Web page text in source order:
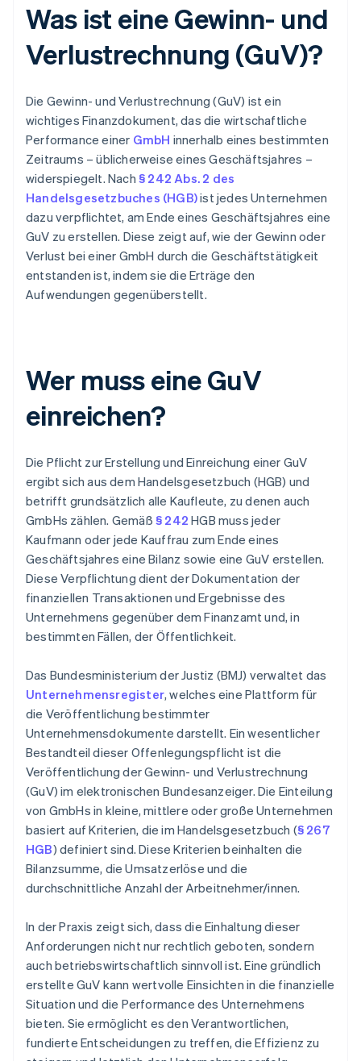
Was ist eine Gewinn- und
Verlustrechnung (GuV)?
Die Gewinn- und Verlustrechnung (GuV) ist ein
wichtiges Finanzdokument, das die wirtschaftliche
Performance einer GmbH innerhalb eines bestimmten
Zeitraums – üblicherweise eines Geschäftsjahres –
widerspiegelt. Nach § 242 Abs. 2 des
Handelsgesetzbuches (HGB)ist jedes Unternehmen
dazu verpflichtet, am Ende eines Geschäftsjahres eine
GuV zu erstellen. Diese zeigt auf, wie der Gewinn oder
Verlust bei einer GmbH durch die Geschäftstätigkeit
entstanden ist, indem sie die Erträge den
Aufwendungen gegenüberstellt.
Wer muss eine GuV
einreichen?
Die Pflicht zur Erstellung und Einreichung einer GuV
ergibt sich aus dem Handelsgesetzbuch (HGB) und
betrifft grundsätzlich alle Kaufleute, zu denen auch
GmbHs zählen. Gemäß § 242 HGB muss jeder
Kaufmann oder jede Kauffrau zum Ende eines
Geschäftsjahres eine Bilanz sowie eine GuV erstellen.
Diese Verpflichtung dient der Dokumentation der
finanziellen Transaktionen und Ergebnisse des
Unternehmens gegenüber dem Finanzamt und, in
bestimmten Fällen, der Öffentlichkeit.
Das Bundesministerium der Justiz (BMJ) verwaltet das
Unternehmensregister, welches eine Plattform für
die Veröffentlichung bestimmter
Unternehmensdokumente darstellt. Ein wesentlicher
Bestandteil dieser Offenlegungspflicht ist die
Veröffentlichung der Gewinn- und Verlustrechnung
(GuV) im elektronischen Bundesanzeiger. Die Einteilung
von GmbHs in kleine, mittlere oder große Unternehmen
basiert auf Kriterien, die im Handelsgesetzbuch (§ 267
HGB) definiert sind. Diese Kriterien beinhalten die
Bilanzsumme, die Umsatzerlöse und die
durchschnittliche Anzahl der Arbeitnehmer/innen.
In der Praxis zeigt sich, dass die Einhaltung dieser
Anforderungen nicht nur rechtlich geboten, sondern
auch betriebswirtschaftlich sinnvoll ist. Eine gründlich
erstellte GuV kann wertvolle Einsichten in die finanzielle
Situation und die Performance des Unternehmens
bieten. Sie ermöglicht es den Verantwortlichen,
fundierte Entscheidungen zu treffen, die Effizienz zu